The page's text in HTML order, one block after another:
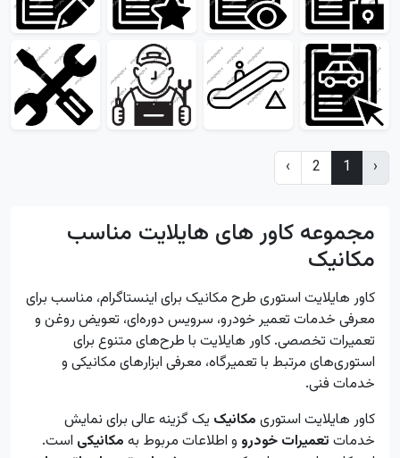
‹
1
2
›
مجموعه کاور های هایلایت مناسب
مکانیک
کاور هایلایت استوری طرح مکانیک برای اینستاگرام، مناسب برای
معرفی خدمات تعمیر خودرو، سرویس دوره‌ای، تعویض روغن و
تعمیرات تخصصی. کاور هایلایت با طرح‌های متنوع برای
استوری‌های مرتبط با تعمیرگاه، معرفی ابزارهای مکانیکی و
خدمات فنی.
کاور هایلایت استوری مکانیک یک گزینه عالی برای نمایش
خدمات تعمیرات خودرو و اطلاعات مربوط به مکانیکی است.